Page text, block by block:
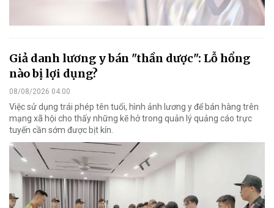
Giả danh lương y bán "thần dược": Lỗ hổng
nào bị lợi dụng?
08/08/2026 04:00
Việc sử dụng trái phép tên tuổi, hình ảnh lương y để bán hàng trên
mạng xã hội cho thấy những kẽ hở trong quản lý quảng cáo trực
tuyến cần sớm được bịt kín.